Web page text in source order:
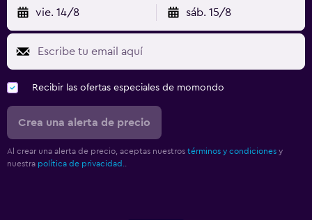
vie. 14/8 sáb. 15/8
Recibir las ofertas especiales de momondo
Crea una alerta de precio
Al crear una alerta de precio, aceptas nuestros términos y condiciones y
nuestra política de privacidad.